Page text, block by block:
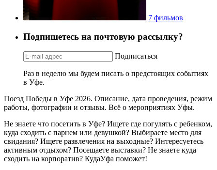
7 фильмов
Подпишетесь на почтовую рассылку?
Подписаться
Раз в неделю мы будем писать о предстоящих событиях
в Уфе.
Поезд Победы в Уфе 2026. Описание, дата проведения, режим
работы, фотографии и отзывы. Всё о мероприятиях Уфы.
Не знаете что посетить в Уфе? Ищете где погулять с ребенком,
куда сходить с парнем или девушкой? Выбираете место для
свидания? Ищете развлечения на выходные? Интересуетесь
активным отдыхом? Посещаете выставки? Не знаете куда
сходить на корпоратив? КудаУфа поможет!